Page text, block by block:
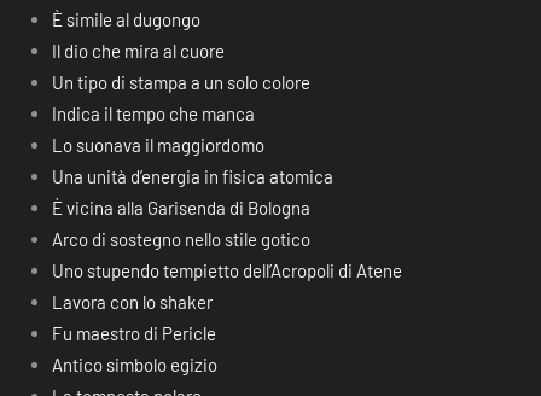
È simile al dugongo
Il dio che mira al cuore
Un tipo di stampa a un solo colore
Indica il tempo che manca
Lo suonava il maggiordomo
Una unità d’energia in fisica atomica
È vicina alla Garisenda di Bologna
Arco di sostegno nello stile gotico
Uno stupendo tempietto dell’Acropoli di Atene
Lavora con lo shaker
Fu maestro di Pericle
Antico simbolo egizio